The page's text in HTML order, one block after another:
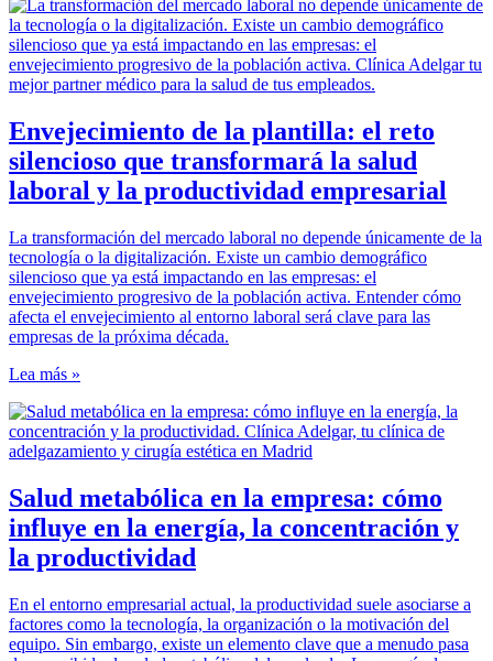
Envejecimiento de la plantilla: el reto
silencioso que transformará la salud
laboral y la productividad empresarial
La transformación del mercado laboral no depende únicamente de la
tecnología o la digitalización. Existe un cambio demográfico
silencioso que ya está impactando en las empresas: el
envejecimiento progresivo de la población activa. Entender cómo
afecta el envejecimiento al entorno laboral será clave para las
empresas de la próxima década.
Lea más »
Salud metabólica en la empresa: cómo
influye en la energía, la concentración y
la productividad
En el entorno empresarial actual, la productividad suele asociarse a
factores como la tecnología, la organización o la motivación del
equipo. Sin embargo, existe un elemento clave que a menudo pasa